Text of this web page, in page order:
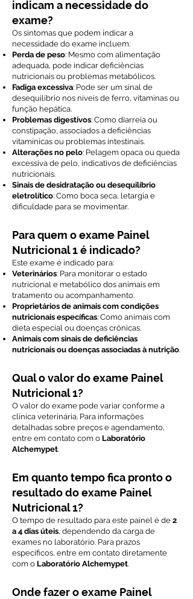
indicam a necessidade do
exame?
Os sintomas que podem indicar a
necessidade do exame incluem:
Perda de peso: Mesmo com alimentação
adequada, pode indicar deficiências
nutricionais ou problemas metabólicos.
Fadiga excessiva: Pode ser um sinal de
desequilíbrio nos níveis de ferro, vitaminas ou
função hepática.
Problemas digestivos: Como diarreia ou
constipação, associados a deficiências
vitamínicas ou problemas intestinais.
Alterações no pelo: Pelagem opaca ou queda
excessiva de pelo, indicativos de deficiências
nutricionais.
Sinais de desidratação ou desequilíbrio
eletrolítico: Como boca seca, letargia e
dificuldade para se movimentar.
Para quem o exame Painel
Nutricional 1 é indicado?
Este exame é indicado para:
Veterinários: Para monitorar o estado
nutricional e metabólico dos animais em
tratamento ou acompanhamento.
Proprietários de animais com condições
nutricionais específicas: Como animais com
dieta especial ou doenças crônicas.
Animais com sinais de deficiências
nutricionais ou doenças associadas à nutrição.
Qual o valor do exame Painel
Nutricional 1?
O valor do exame pode variar conforme a
clínica veterinária. Para informações
detalhadas sobre preços e agendamento,
entre em contato com o Laboratório
Alchemypet.
Em quanto tempo fica pronto o
resultado do exame Painel
Nutricional 1?
O tempo de resultado para este painel é de 2
a 4 dias úteis, dependendo da carga de
exames no laboratório. Para prazos
específicos, entre em contato diretamente
com o Laboratório Alchemypet.
Onde fazer o exame Painel